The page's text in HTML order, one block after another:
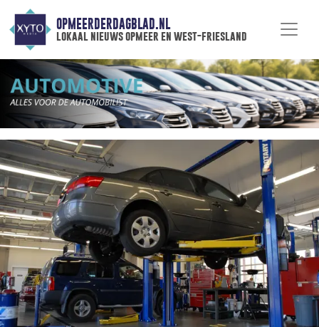
OPMEERDERDAGBLAD.NL
lokaal nieuws opmeer en west-friesland